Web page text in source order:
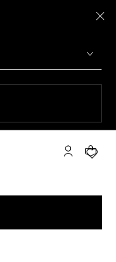
My TAG您的